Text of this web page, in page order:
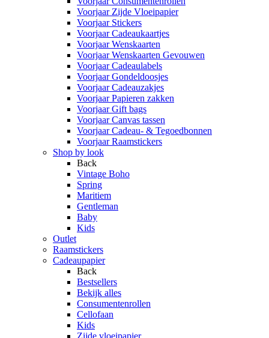
Voorjaar Zijde Vloeipapier
Voorjaar Stickers
Voorjaar Cadeaukaartjes
Voorjaar Wenskaarten
Voorjaar Wenskaarten Gevouwen
Voorjaar Cadeaulabels
Voorjaar Gondeldoosjes
Voorjaar Cadeauzakjes
Voorjaar Papieren zakken
Voorjaar Gift bags
Voorjaar Canvas tassen
Voorjaar Cadeau- & Tegoedbonnen
Voorjaar Raamstickers
Shop by look
Back
Vintage Boho
Spring
Maritiem
Gentleman
Baby
Kids
Outlet
Raamstickers
Cadeaupapier
Back
Bestsellers
Bekijk alles
Consumentenrollen
Cellofaan
Kids
Zijde vloeipapier